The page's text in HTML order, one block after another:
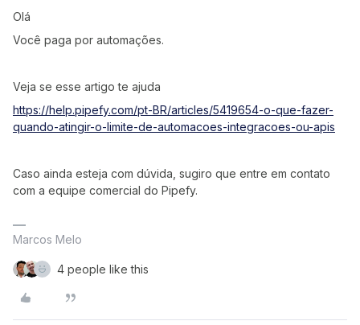
Olá
Você paga por automações.
Veja se esse artigo te ajuda
https://help.pipefy.com/pt-BR/articles/5419654-o-que-fazer-
quando-atingir-o-limite-de-automacoes-integracoes-ou-apis
Caso ainda esteja com dúvida, sugiro que entre em contato
com a equipe comercial do Pipefy.
Marcos Melo
4 people like this